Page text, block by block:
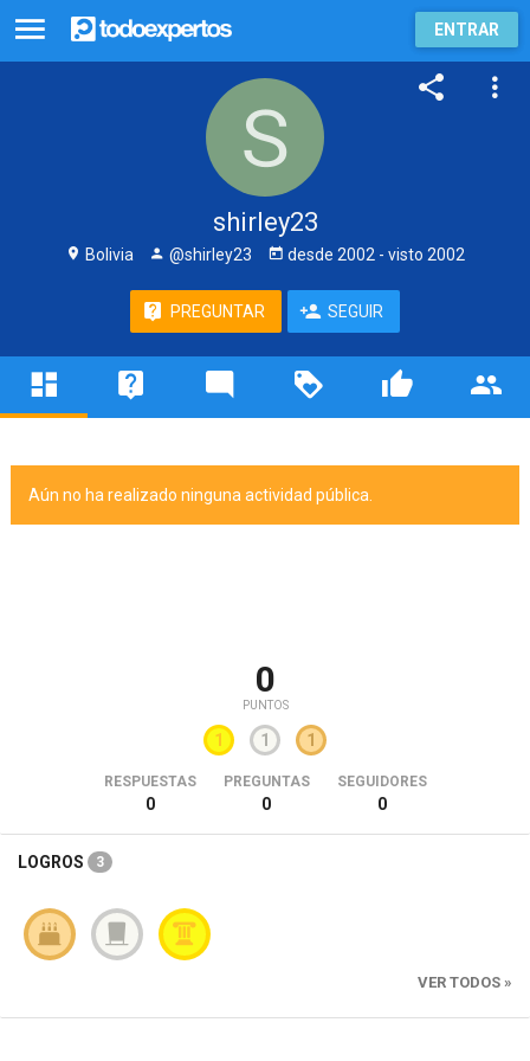
ENTRAR
shirley23
Bolivia @shirley23 desde 2002 - visto 2002
PREGUNTAR SEGUIR
Aún no ha realizado ninguna actividad pública.
0
PUNTOS
1 1 1
RESPUESTAS
0
PREGUNTAS
0
SEGUIDORES
0
LOGROS 3
VER TODOS »